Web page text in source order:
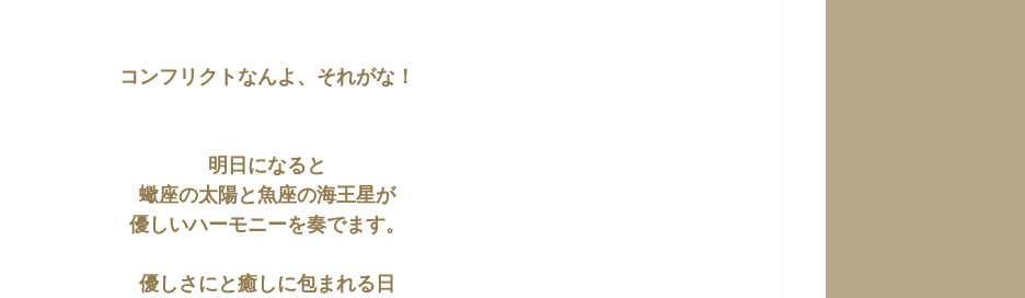
コンフリクトなんよ、それがな！
明日になると
蠍座の太陽と魚座の海王星が
優しいハーモニーを奏でます。
優しさにと癒しに包まれる日